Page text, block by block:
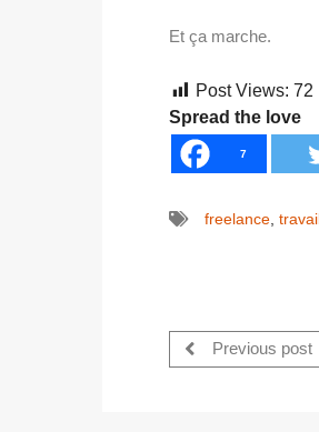
Et ça marche.
Post Views: 72
Spread the love
7
freelance travail
Previous post